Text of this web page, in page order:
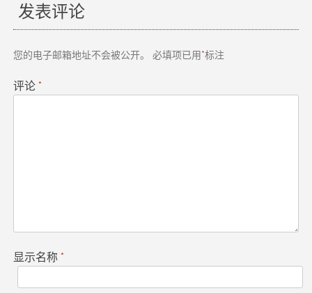
导
航
发表评论
您的电子邮箱地址不会被公开。 必填项已用*标注
评论 *
显示名称 *